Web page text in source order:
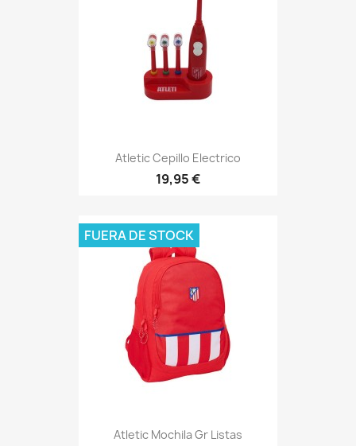
Atletic Cepillo Electrico
19,95 €
Atletic Mochila Gr Listas
FUERA DE STOCK